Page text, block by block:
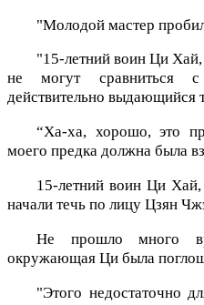
"Молодой мастер
"15-летний воин Ци
не могут сравниться
действительно выдающийся
“Ха-ха, хорошо, это
моего предка должна была
15-летний воин Ци
начали течь по лицу Цзян
Не прошло много
окружающая Ци была
"Этого недостаточно